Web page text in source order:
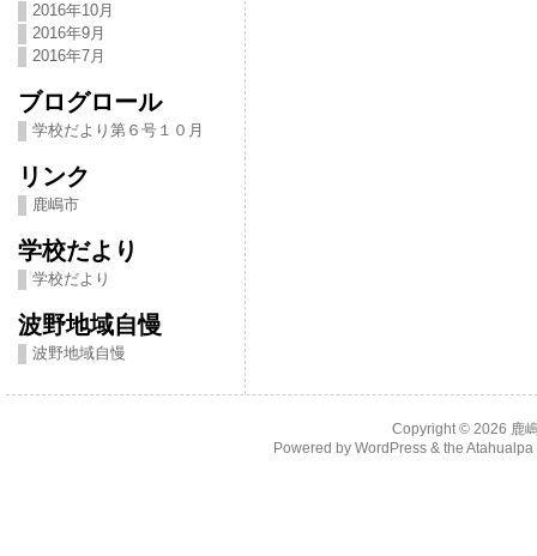
2016年10月
2016年9月
2016年7月
ブログロール
学校だより第６号１０月
リンク
鹿嶋市
学校だより
学校だより
波野地域自慢
波野地域自慢
Copyright © 2026 鹿
Powered by WordPress& the Atahualpa